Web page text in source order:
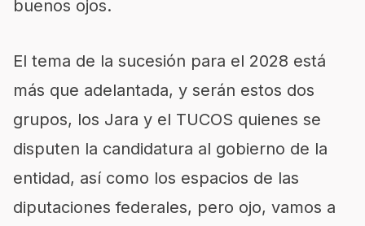
buenos ojos.
El tema de la sucesión para el 2028 está
más que adelantada, y serán estos dos
grupos, los Jara y el TUCOS quienes se
disputen la candidatura al gobierno de la
entidad, así como los espacios de las
diputaciones federales, pero ojo, vamos a